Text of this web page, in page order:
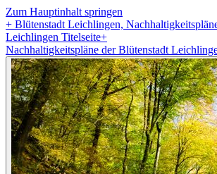
Zum Hauptinhalt springen
+ Blütenstadt Leichlingen,
Leichlingen Titelseite+
Nachhaltigkeitspläne der Blütenstadt